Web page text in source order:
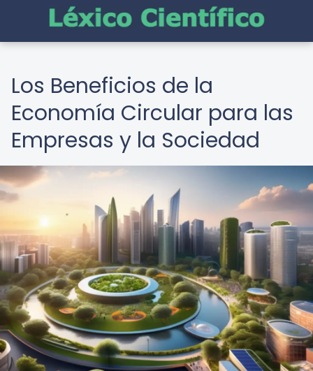
Los Beneficios de la
Economía Circular para las
Empresas y la Sociedad